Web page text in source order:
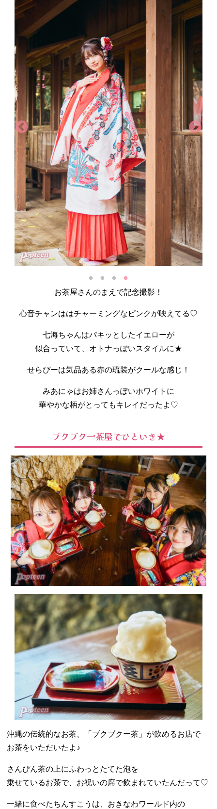
お茶屋さんのまえで記念撮影！
心音チャンははチャーミングなピンクが映えてる♡
七海ちゃんはパキッとしたイエローが
似合っていて、オトナっぽいスタイルに★
せらぴーは気品ある赤の琉装がクールな感じ！
みあにゃはお姉さんっぽいホワイトに
華やかな柄がとってもキレイだったよ♡
ブクブク一茶屋でひといき★
沖縄の伝統的なお茶、「ブクブクー茶」が飲めるお店で
お茶をいただいたよ♪
さんぴん茶の上にふわっとたてた泡を
乗せているお茶で、お祝いの席で飲まれていたんだって♡
一緒に食べたちんすこうは、おきなわワールド内の